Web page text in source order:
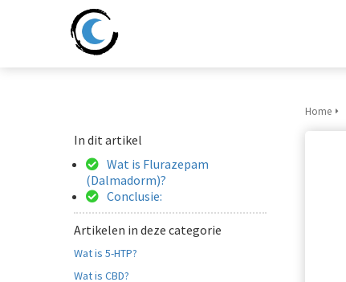
In dit artikel
Wat is Flurazepam
(Dalmadorm)?
Conclusie:
Artikelen in deze categorie
Wat is 5-HTP?
Wat is CBD?
Home